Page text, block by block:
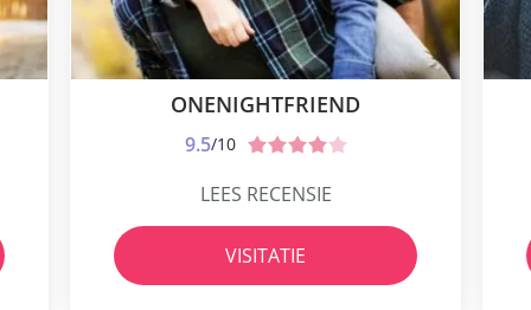
ONENIGHTFRIEND
9.5/10
LEES RECENSIE
VISITATIE